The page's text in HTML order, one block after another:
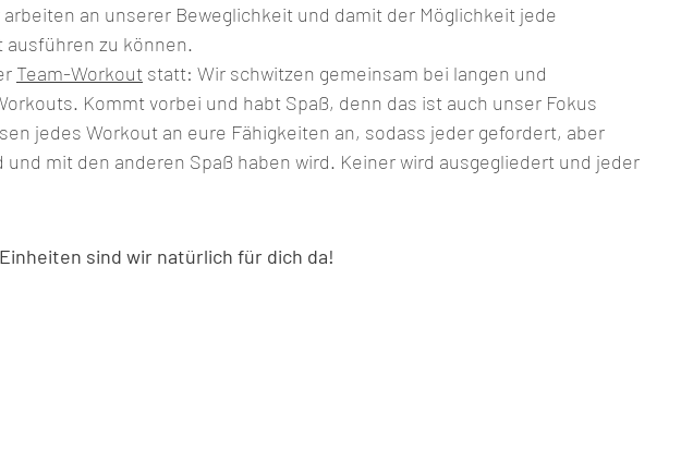
arbeiten an unserer Beweglichkeit und damit der Möglichkeit jede
ausführen zu können.
Team-Workout statt: Wir schwitzen gemeinsam bei langen und
Kommt vorbei und habt Spaß, denn das ist auch unser Fokus
jedes Workout an eure Fähigkeiten an, sodass jeder gefordert, aber
und mit den anderen Spaß haben wird. Keiner wird ausgegliedert und jeder
sind wir natürlich für dich da!